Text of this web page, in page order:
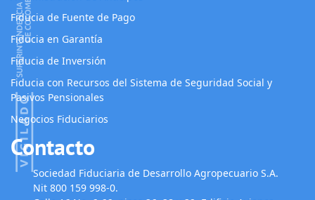
Fiducia de Fuente de Pago
Fiducia en Garantía
Fiducia de Inversión
Fiducia con Recursos del Sistema de Seguridad Social y
Pasivos Pensionales
Negocios Fiduciarios
Contacto
Sociedad Fiduciaria de Desarrollo Agropecuario S.A.
Nit 800 159 998-0.